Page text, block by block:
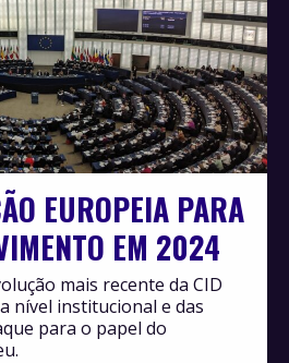
EUROPEIA PARA
EM 2024
mais recente da CID
nível institucional e das
para o papel do